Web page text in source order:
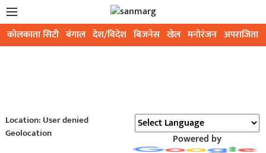
कोलकाता सिटी बंगाल देश/विदेश बिजनेस खेल मनोरंजन अपराजिता
Location: User denied
Geolocation
Powered by